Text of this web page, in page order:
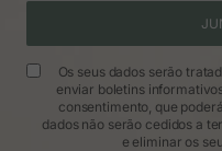
Os seus dados serão
enviar boletins
consentimento, que
dados não serão cedidos a
e eliminar os